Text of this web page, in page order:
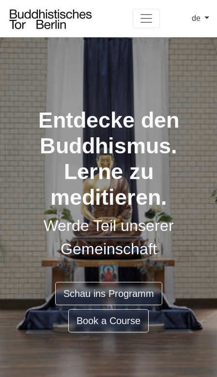
de
Entdecke den
Buddhismus.
Lerne zu
meditieren.
Werde Teil unserer
Gemeinschaft
Schau ins Programm
Book a Course